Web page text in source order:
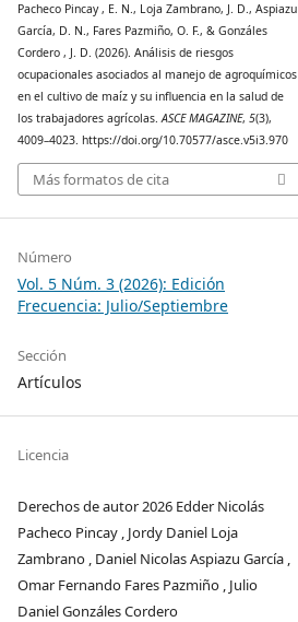
Pacheco Pincay , E. N., Loja Zambrano, J. D., Aspiazu
García, D. N., Fares Pazmiño, O. F., & Gonzáles
Cordero , J. D. (2026). Análisis de riesgos
ocupacionales asociados al manejo de agroquímicos
en el cultivo de maíz y su influencia en la salud de
los trabajadores agrícolas.ASCE MAGAZINE,5(3),
4009–4023. https://doi.org/10.70577/asce.v5i3.970
Más formatos de cita
Número
Vol. 5 Núm. 3 (2026): Edición
Frecuencia: Julio/Septiembre
Sección
Artículos
Licencia
Derechos de autor 2026 Edder Nicolás
Pacheco Pincay , Jordy Daniel Loja
Zambrano , Daniel Nicolas Aspiazu García ,
Omar Fernando Fares Pazmiño , Julio
Daniel Gonzáles Cordero